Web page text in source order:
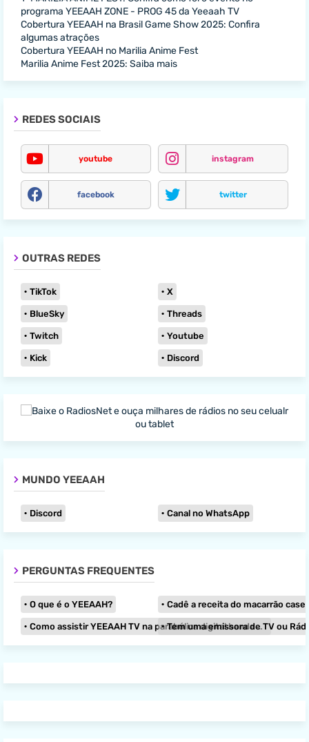
programa YEEAAH ZONE - PROG 45 da Yeeaah TV
Cobertura YEEAAH na Brasil Game Show 2025: Confira
algumas atrações
Cobertura YEEAAH no Marilia Anime Fest
Marilia Anime Fest 2025: Saiba mais
REDES SOCIAIS
youtube instagram
facebook twitter
OUTRAS REDES
TikTok X
BlueSky Threads
Twitch Youtube
Kick Discord
MUNDO YEEAAH
Discord Canal no WhatsApp
PERGUNTAS FREQUENTES
O que é o YEEAAH? Cadê a receita do macarrão caseiro
Como assistir YEEAAH TV na parabólica digital banda KU?
Tem uma emissora de TV ou Rádio